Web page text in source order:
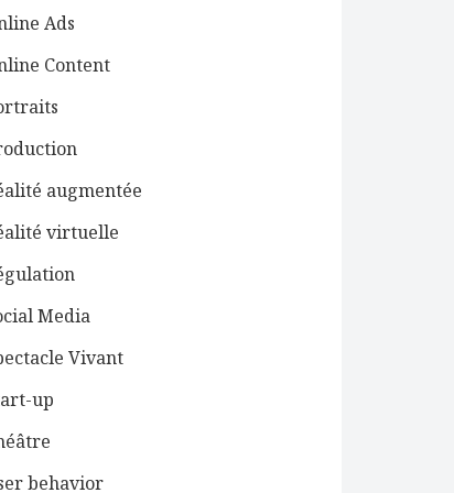
Ads
Content
augmentée
virtuelle
Media
Vivant
up
behavior